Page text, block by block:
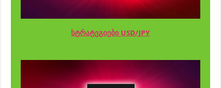
სტრატეგიები USD/JPY